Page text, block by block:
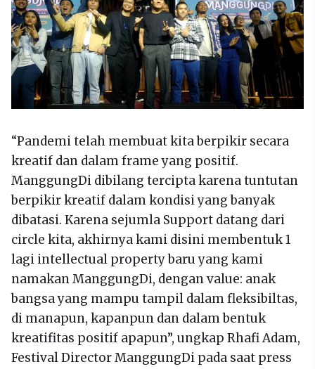
“Pandemi telah membuat kita berpikir secara
kreatif dan dalam frame yang positif.
ManggungDi dibilang tercipta karena tuntutan
berpikir kreatif dalam kondisi yang banyak
dibatasi. Karena sejumla Support datang dari
circle kita, akhirnya kami disini membentuk 1
lagi intellectual property baru yang kami
namakan ManggungDi, dengan value: anak
bangsa yang mampu tampil dalam fleksibiltas,
di manapun, kapanpun dan dalam bentuk
kreatifitas positif apapun”, ungkap Rhafi Adam,
Festival Director ManggungDi pada saat press